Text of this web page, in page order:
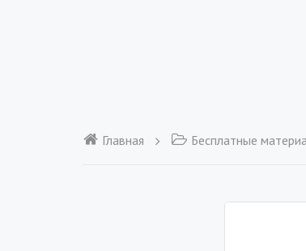
Главная Бесплатные